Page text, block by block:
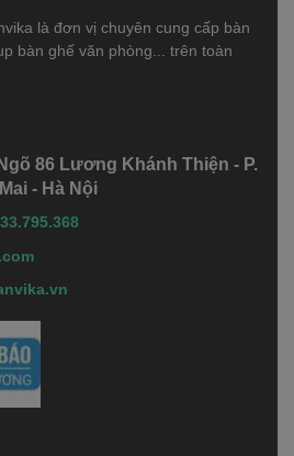
là đơn vị chuyên cung cấp bàn
bàn ghế văn phòng... trên toàn
86 Lương Khánh Thiện - P.
- Hà Nội